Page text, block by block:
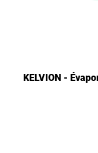
KELVION -